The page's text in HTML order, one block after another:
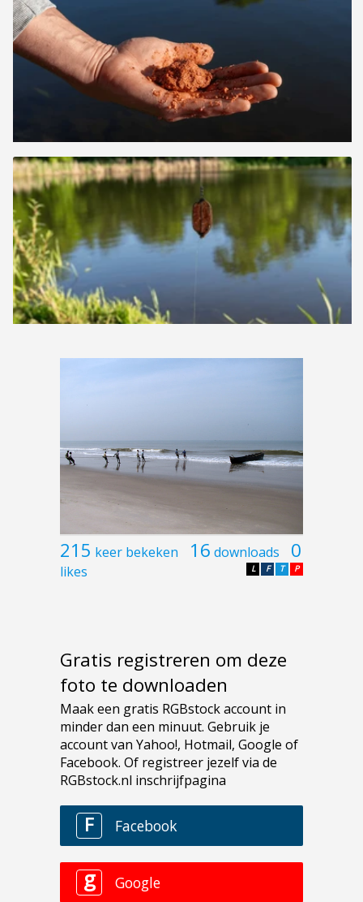
215 keer bekeken 16 downloads 0
likes P
T
F
L
Gratis registreren om deze
foto te downloaden